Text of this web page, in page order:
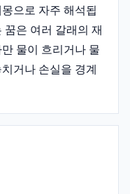
으로 자주 해석됩
은 여러 갈래의 재
물이 흐리거나 물
거나 손실을 경계